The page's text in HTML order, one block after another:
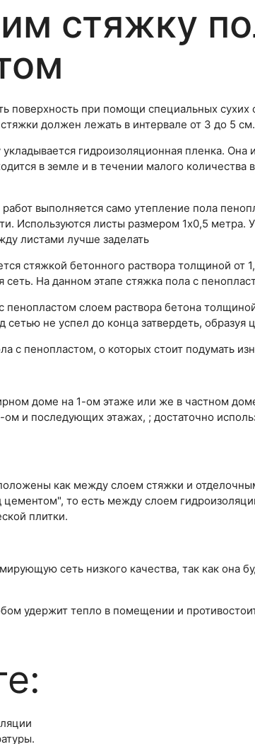
стяжку
поверхность при помощи специальных
должен лежать в интервале от 3 до 5 см.
гидроизоляционная пленка.
в земле и в течении малого количества
выполняется само утепление пола
Используются листы размером 1х0,5 метра.
листами лучше заделать
стяжкой бетонного раствора толщиной от
На данном этапе стяжка пола с
пенопластом слоем раствора бетона
сетью не успел до конца затвердеть,
с пенопластом, о которых стоит подумать
доме на 1-ом этаже или же в частном
и последующих этажах, ; достаточно
как между слоем стяжки и
то есть между слоем
плитки.
сеть низкого качества, так как она
удержит тепло в помещении и